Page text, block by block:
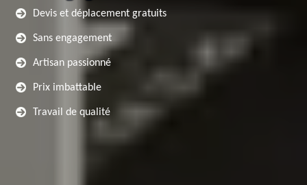
Devis et déplacement gratuits
Sans engagement
Artisan passionné
Prix imbattable
Travail de qualité